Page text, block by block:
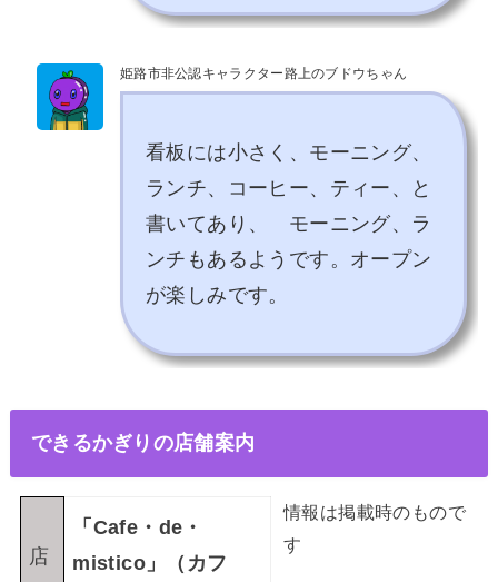
姫路市非公認キャラクター路上のブドウちゃん
看板には小さく、モーニング、
ランチ、コーヒー、ティー、と
書いてあり、 モーニング、ラ
ンチもあるようです。オープン
が楽しみです。
できるかぎりの店舗案内
店
「Cafe・de・
mistico」（カフ
情報は掲載時のもので
す